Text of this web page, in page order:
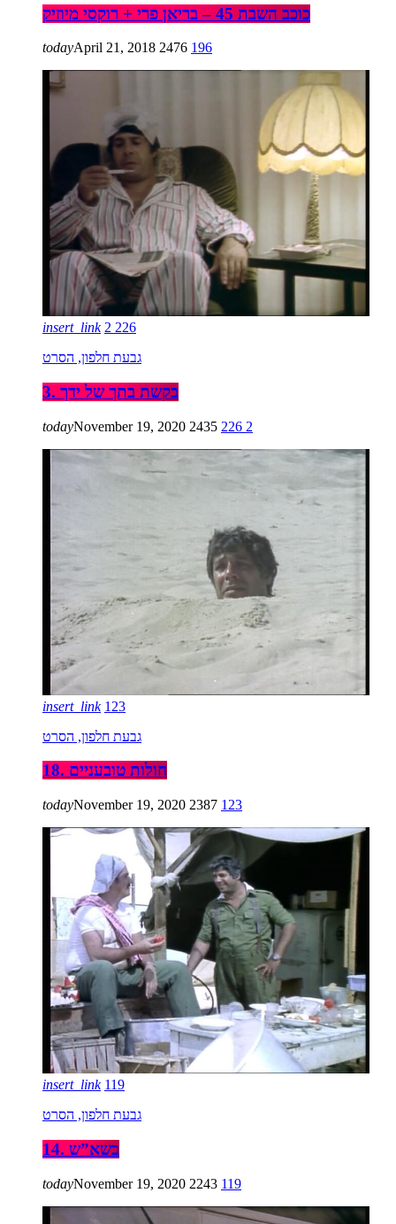
כוכב השבת 45 – בריאן פרי + רוקסי מיוזיק
todayApril 21, 2018 2476 196
insert_link 2 226
גבעת חלפון, הסרט
3. בקשת בתך של ידך
todayNovember 19, 2020 2435 226 2
insert_link 123
גבעת חלפון, הסרט
18. חולות טובעניים
todayNovember 19, 2020 2387 123
insert_link 119
גבעת חלפון, הסרט
14. בשא”ש
todayNovember 19, 2020 2243 119